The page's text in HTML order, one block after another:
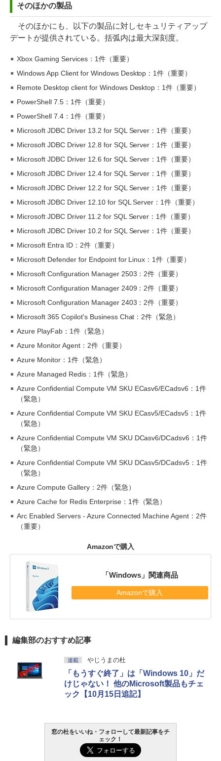
そのほかの製品
そのほかにも、以下の製品に対しセキュリティアップ
デートが提供されている。括弧内は最大深刻度。
Xbox Gaming Services：1件（重要）
Windows App Client for Windows Desktop：1件（重要）
Remote Desktop client for Windows Desktop：1件（重要）
PowerShell 7.5：1件（重要）
PowerShell 7.4：1件（重要）
Microsoft JDBC Driver 13.2 for SQL Server：1件（重要）
Microsoft JDBC Driver 12.8 for SQL Server：1件（重要）
Microsoft JDBC Driver 12.6 for SQL Server：1件（重要）
Microsoft JDBC Driver 12.4 for SQL Server：1件（重要）
Microsoft JDBC Driver 12.2 for SQL Server：1件（重要）
Microsoft JDBC Driver 12.10 for SQL Server：1件（重要）
Microsoft JDBC Driver 11.2 for SQL Server：1件（重要）
Microsoft JDBC Driver 10.2 for SQL Server：1件（重要）
Microsoft Entra ID：2件（重要）
Microsoft Defender for Endpoint for Linux：1件（重要）
Microsoft Configuration Manager 2503：2件（重要）
Microsoft Configuration Manager 2409：2件（重要）
Microsoft Configuration Manager 2403：2件（重要）
Microsoft 365 Copilot's Business Chat：2件（緊急）
Azure PlayFab：1件（緊急）
Azure Monitor Agent：2件（重要）
Azure Monitor：1件（緊急）
Azure Managed Redis：1件（緊急）
Azure Confidential Compute VM SKU ECasv6/ECadsv6：1件
（緊急）
Azure Confidential Compute VM SKU ECasv5/ECadsv5：1件
（緊急）
Azure Confidential Compute VM SKU DCasv6/DCadsv6：1件
（緊急）
Azure Confidential Compute VM SKU DCasv5/DCadsv5：1件
（緊急）
Azure Compute Gallery：2件（緊急）
Azure Cache for Redis Enterprise：1件（緊急）
Arc Enabled Servers - Azure Connected Machine Agent：2件
（重要）
Amazonで購入
「Windows」関連商品
Amazonで購入
編集部のおすすめ記事
連載 やじうまの杜
「もうすぐ終了」は「Windows 10」だ
けじゃない！ 他のMicrosoft製品もチェ
ック【10月15日追記】
窓の杜をいいね・フォローして最新記事をチ
ェック！